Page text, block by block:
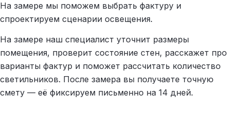
На замере мы поможем выбрать фактуру и
спроектируем сценарии освещения.
На замере наш специалист уточнит размеры
помещения, проверит состояние стен, расскажет про
варианты фактур и поможет рассчитать количество
светильников. После замера вы получаете точную
смету — её фиксируем письменно на 14 дней.